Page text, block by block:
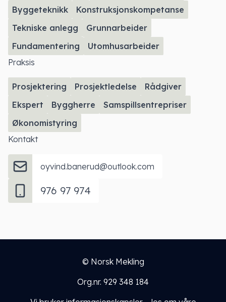
Byggeteknikk
Konstruksjonskompetanse
Tekniske anlegg
Grunnarbeider
Fundamentering
Utomhusarbeider
Praksis
Prosjektering Prosjektledelse
Rådgiver
Ekspert
Byggherre
Samspillsentrepriser
Økonomistyring
Kontakt
oyvind.banerud@outlook.com
976 97 974
© Norsk Mekling
Org.nr. 929 348 184